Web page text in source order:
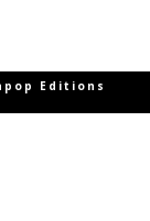
Editions